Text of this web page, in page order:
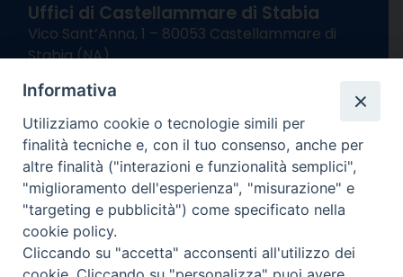
Uffici di Castellammare di Stabia
Vico Sant’Anna, 1 – 80053 Castellammare di
Stabia (NA)
Giorni ed Orari Apertura Uffici:
Lunedì e Mercoledì ore 09:00 – 13:00
Uffici Matrimoni:
Lunedì e Mercoledì ore 09:30 – 12:30
seguici su
Channel
Informativa
Utilizziamo cookie o tecnologie simili per
finalità tecniche e, con il tuo consenso, anche per
altre finalità ("interazioni e funzionalità semplici",
"miglioramento dell'esperienza", "misurazione" e
"targeting e pubblicità") come specificato nella
cookie policy.
Cliccando su "accetta" acconsenti all'utilizzo dei